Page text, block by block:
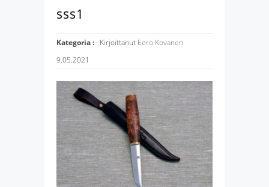
sss1
Kategoria : · Kirjoittanut Eero Kovanen
9.05.2021